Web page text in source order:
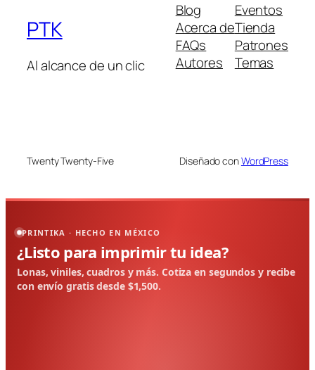
PTK
Al alcance de un clic
Blog
Acerca de
FAQs
Autores
Eventos
Tienda
Patrones
Temas
Twenty Twenty-Five Diseñado conWordPress
PRINTIKA · HECHO EN MÉXICO
¿Listo para imprimir tu idea?
Lonas, viniles, cuadros y más. Cotiza en segundos y recibe
con envío gratis desde $1,500.